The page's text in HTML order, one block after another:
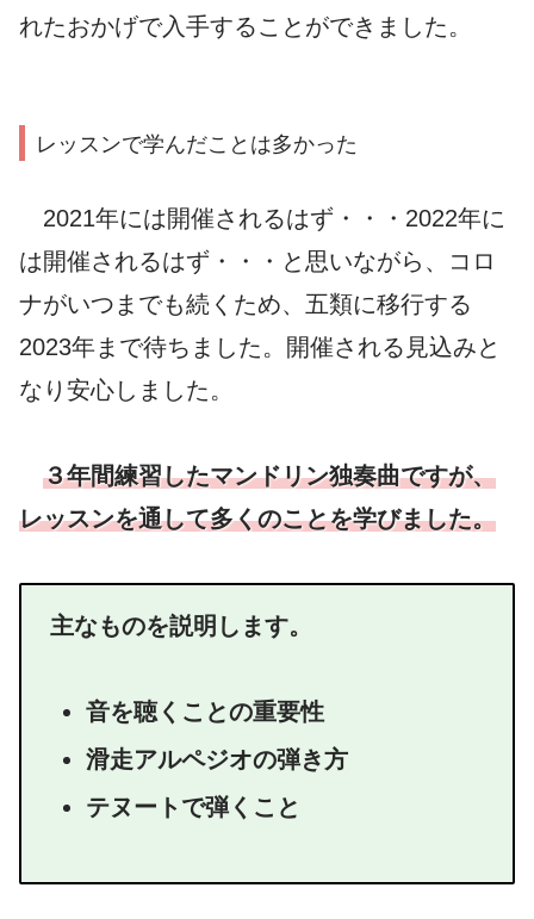
れたおかげで入手することができました。
レッスンで学んだことは多かった
2021年には開催されるはず・・・2022年に
は開催されるはず・・・と思いながら、コロ
ナがいつまでも続くため、五類に移行する
2023年まで待ちました。開催される見込みと
なり安心しました。
３年間練習したマンドリン独奏曲ですが、
レッスンを通して多くのことを学びました。
主なものを説明します。
音を聴くことの重要性
滑走アルペジオの弾き方
テヌートで弾くこと